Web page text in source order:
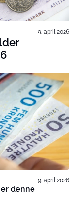
9. april 2026
9. april 2026
denne